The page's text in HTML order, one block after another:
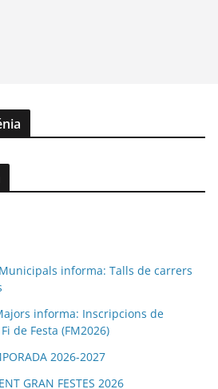
informa: Talls de carrers
informa: Inscripcions de
de Festa (FM2026)
2026-2027
GRAN FESTES 2026